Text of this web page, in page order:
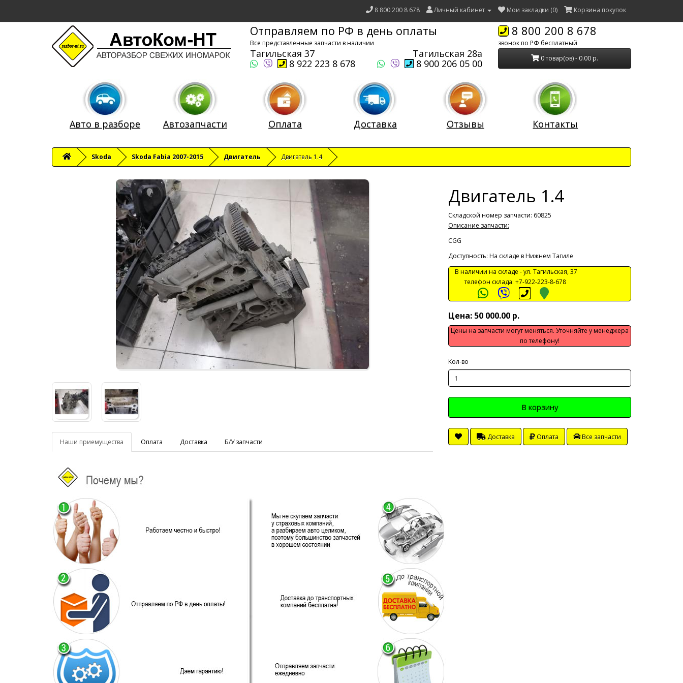
8 800 200 8 678 Личный кабинет Мои закладки (0) Корзина покупок
Отправляем по РФ в день оплаты
Все представленные запчасти в наличии
Тагильская 37
Тагильская 28а
8 922 223 8 678
8 900 206 05 00
8 800 200 8 678
звонок по РФ бесплатный
0 товар(ов) - 0.00 р.
Авто в разборе Автозапчасти Оплата Доставка Отзывы Контакты
Skoda Skoda Fabia 2007-2015 Двигатель Двигатель 1.4
Наши приемущества Оплата Доставка Б/У запчасти
Двигатель 1.4
Складской номер запчасти: 60825
Описание запчасти:
CGG
Доступность: На складе в Нижнем Тагиле
В наличии на складе -ул. Тагильская, 37
телефон склада: +7-922-223-8-678
Цена: 50 000.00 р.
Цены на запчасти могут меняться. Уточняйте у менеджера
по телефону!
Кол-во
В корзину
Доставка Оплата Все запчасти